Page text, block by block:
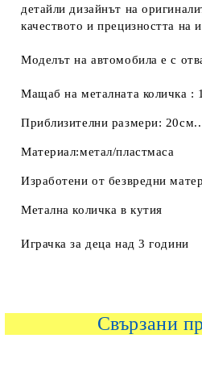
детайли дизайнът на
качеството и прецизността на
Моделът на автомобила е с
Мащаб на металната количка :
Приблизителни размери: 20см..
Материал:метал/пластмаса
Изработени от безвредни
Метална количка в кутия
Играчка за деца над 3 години
Свързани